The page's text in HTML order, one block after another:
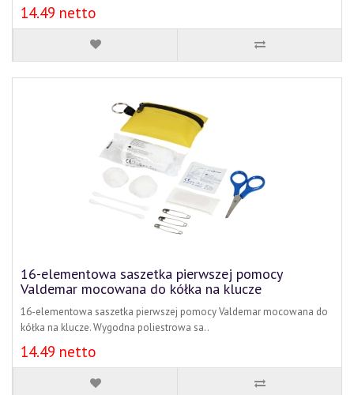
14.49 netto
16-elementowa saszetka pierwszej pomocy
Valdemar mocowana do kółka na klucze
16-elementowa saszetka pierwszej pomocy Valdemar mocowana do
kółka na klucze. Wygodna poliestrowa sa..
14.49 netto